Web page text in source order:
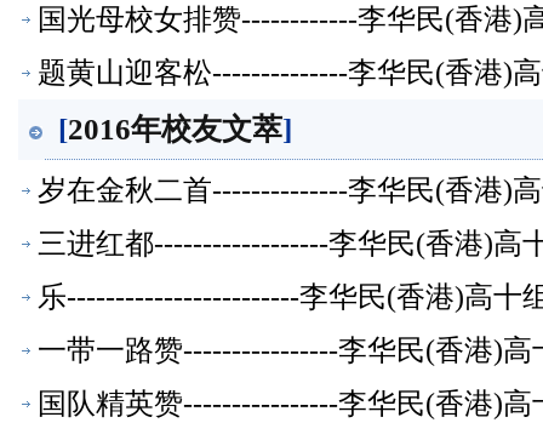
国光母校女排赞------------李华民(香港)
题黄山迎客松--------------李华民(香港)
[2016年校友文萃]
岁在金秋二首--------------李华民(香港)
三进红都------------------李华民(香港)高
乐------------------------李华民(香港)高十
一带一路赞----------------李华民(香港)高
国队精英赞----------------李华民(香港)